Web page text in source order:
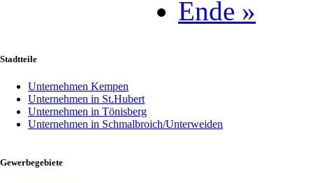
Ende »
Stadtteile
Unternehmen Kempen
Unternehmen in St.Hubert
Unternehmen in Tönisberg
Unternehmen in Schmalbroich/Unterweiden
Gewerbegebiete